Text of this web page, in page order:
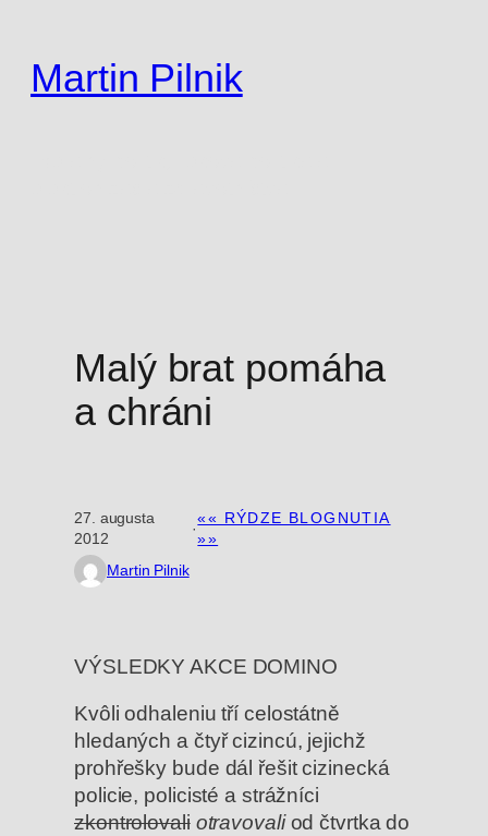
obsah
Martin Pilnik
Malý brat pomáha
a chráni
27. augusta
2012
·
«« RÝDZE BLOGNUTIA
»»
Martin Pilnik
VÝSLEDKY AKCE DOMINO
Kvôli odhaleniu tří celostátně
hledaných a čtyř cizincú, jejichž
prohřešky bude dál řešit cizinecká
policie, policisté a strážníci
zkontrolovali otravovaliod čtvrtka do